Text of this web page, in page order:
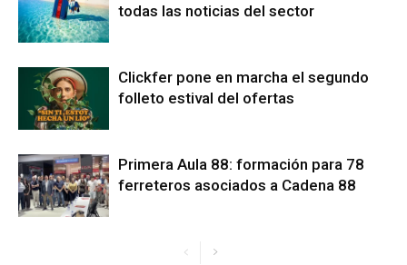
todas las noticias del sector
Clickfer pone en marcha el segundo
folleto estival del ofertas
Primera Aula 88: formación para 78
ferreteros asociados a Cadena 88